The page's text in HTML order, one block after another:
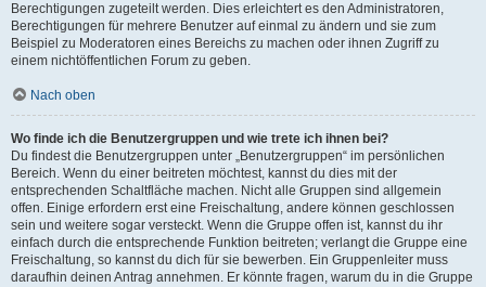
Berechtigungen zugeteilt werden. Dies erleichtert es den Administratoren,
Berechtigungen für mehrere Benutzer auf einmal zu ändern und sie zum
Beispiel zu Moderatoren eines Bereichs zu machen oder ihnen Zugriff zu
einem nichtöffentlichen Forum zu geben.
Nach oben
Wo finde ich die Benutzergruppen und wie trete ich ihnen bei?
Du findest die Benutzergruppen unter „Benutzergruppen“ im persönlichen
Bereich. Wenn du einer beitreten möchtest, kannst du dies mit der
entsprechenden Schaltfläche machen. Nicht alle Gruppen sind allgemein
offen. Einige erfordern erst eine Freischaltung, andere können geschlossen
sein und weitere sogar versteckt. Wenn die Gruppe offen ist, kannst du ihr
einfach durch die entsprechende Funktion beitreten; verlangt die Gruppe eine
Freischaltung, so kannst du dich für sie bewerben. Ein Gruppenleiter muss
daraufhin deinen Antrag annehmen. Er könnte fragen, warum du in die Gruppe